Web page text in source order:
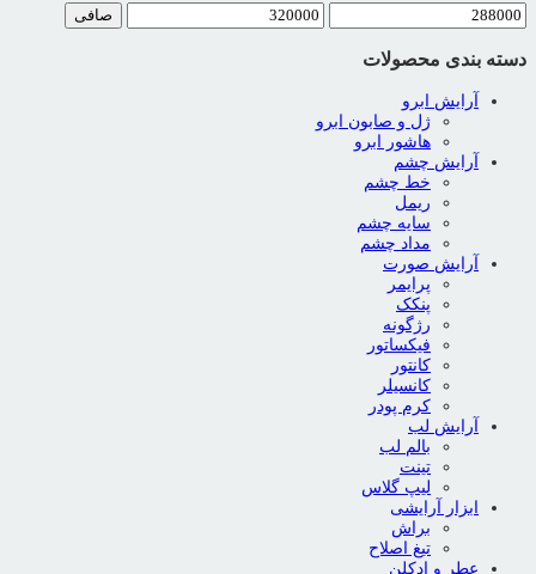
حداقل
قیمت
حداكثر
قيمت
صافی
دسته بندی محصولات
آرایش ابرو
ژل و صابون ابرو
هاشور ابرو
آرایش چشم
خط چشم
ریمل
سایه چشم
مداد چشم
آرایش صورت
پرایمر
پنکک
رژگونه
فیکساتور
کانتور
کانسیلر
کرم پودر
آرایش لب
بالم لب
تینت
لیپ گلاس
ابزار آرایشی
براش
تیغ اصلاح
عطر و ادکلن